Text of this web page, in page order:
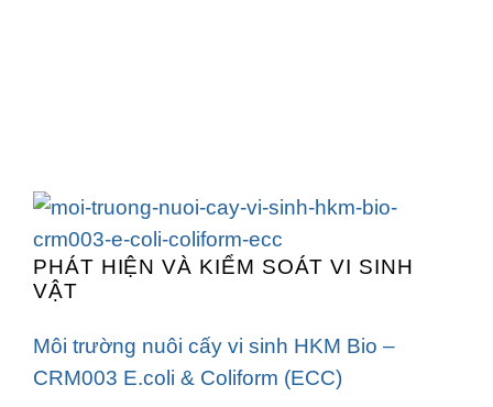
PHÁT HIỆN VÀ KIỂM SOÁT VI SINH
VẬT
Môi trường nuôi cấy vi sinh HKM Bio –
CRM003 E.coli & Coliform (ECC)